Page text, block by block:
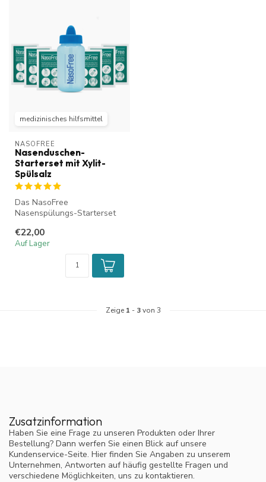
medizinisches hilfsmittel
NASOFREE
Nasenduschen-
Starterset mit Xylit-
Spülsalz
Das NasoFree
Nasenspülungs-Starterset
wurde speziell...
€22,00
Auf Lager
Zeige 1 - 3von 3
Zusatzinformation
Haben Sie eine Frage zu unseren Produkten oder Ihrer
Bestellung? Dann werfen Sie einen Blick auf unsere
Kundenservice-Seite. Hier finden Sie Angaben zu unserem
Unternehmen, Antworten auf häufig gestellte Fragen und
verschiedene Möglichkeiten, uns zu kontaktieren.